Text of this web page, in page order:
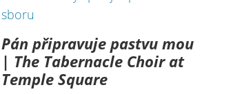
Pán připravuje pastvu mou
| The Tabernacle Choir at
Temple Square